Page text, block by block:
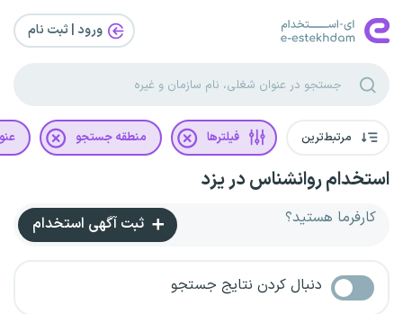
ورود | ثبت‌ نام
مرتبط‌ترین فیلترها منطقه جستجو
استخدام روانشناس در یزد
کارفرما هستید؟ ثبت آگهی استخدام
دنبال کردن نتایج جستجو